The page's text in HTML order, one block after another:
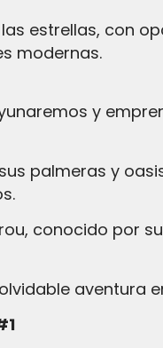
estrellas, con
modernas.
y
palmeras y
conocido por
aventura